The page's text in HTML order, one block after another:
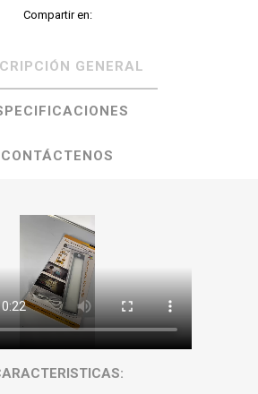
Compartir en:
GENERAL
CONTÁCTENOS